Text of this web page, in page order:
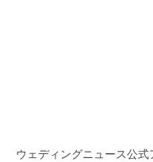
ウェディングニュース公